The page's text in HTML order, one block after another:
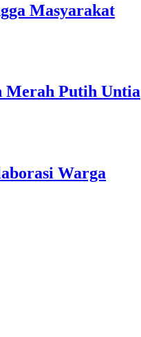
Masyarakat
Merah Putih Untia
Warga